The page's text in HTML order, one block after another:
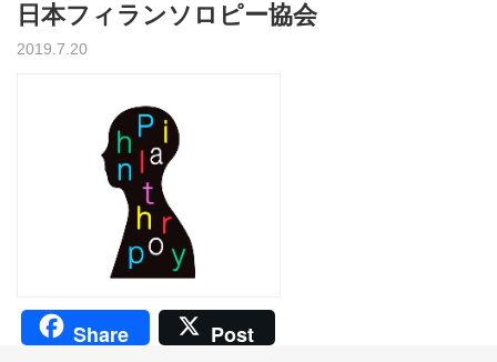
日本フィランソロピー協会
2019.7.20
Share Post